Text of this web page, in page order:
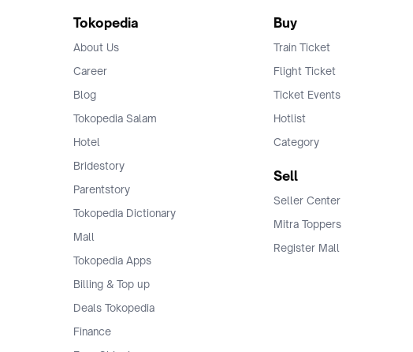
Tokopedia
About Us
Career
Blog
Tokopedia Salam
Hotel
Bridestory
Parentstory
Tokopedia Dictionary
Mall
Tokopedia Apps
Billing & Top up
Deals Tokopedia
Finance
Buy
Train Ticket
Flight Ticket
Ticket Events
Hotlist
Category
Sell
Seller Center
Mitra Toppers
Register Mall